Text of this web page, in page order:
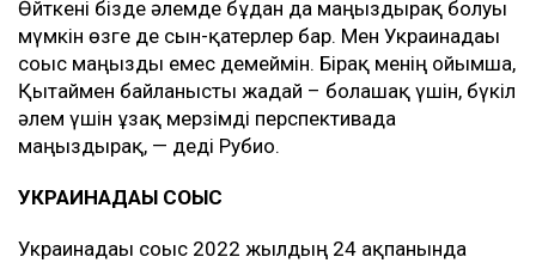
Өйткені бізде әлемде бұдан да маңыздырақ болуы
мүмкін өзге де сын-қатерлер бар. Мен Украинадағы
соғыс маңызды емес демеймін. Бірақ менің ойымша,
Қытаймен байланысты жағдай – болашақ үшін, бүкіл
әлем үшін ұзақ мерзімді перспективада
маңыздырақ, — деді Рубио.
УКРАИНАДАҒЫ СОҒЫС
Украинадағы соғыс 2022 жылдың 24 ақпанында